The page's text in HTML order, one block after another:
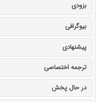
بزودی
بیوگرافی
پیشنهادی
ترجمه اختصاصی
در حال پخش